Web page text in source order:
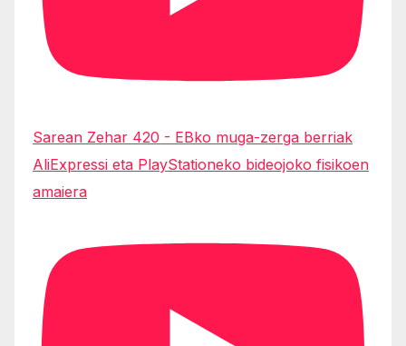
Sarean Zehar 420 - EBko muga-zerga berriak
AliExpressi eta PlayStationeko bideojoko fisikoen
amaiera